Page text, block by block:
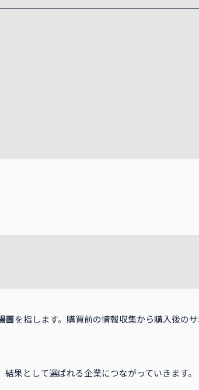
面を指します。購買前の情報収集から購入後の
果として選ばれる企業につながっていきます。